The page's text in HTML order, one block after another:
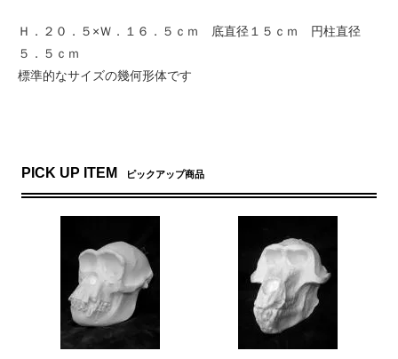
Ｈ．２０．５×Ｗ．１６．５ｃｍ 底直径１５ｃｍ 円柱直径
５．５ｃｍ
標準的なサイズの幾何形体です
PICK UP ITEM ピックアップ商品